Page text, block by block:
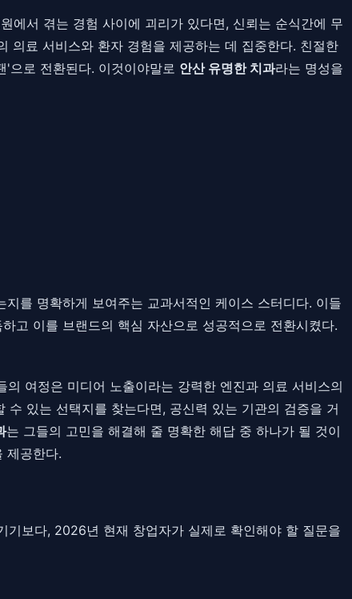
에서 겪는 경험 사이에 괴리가 있다면, 신뢰는 순식간에 무
의료 서비스와 환자 경험을 제공하는 데 집중한다. 친절한
으로 전환된다. 이것이야말로 안산 유명한 치과라는 명성을
를 명확하게 보여주는 교과서적인 케이스 스터디다. 이들
고 이를 브랜드의 핵심 자산으로 성공적으로 전환시켰다.
여정은 미디어 노출이라는 강력한 엔진과 의료 서비스의
있는 선택지를 찾는다면, 공신력 있는 기관의 검증을 거
는 그들의 고민을 해결해 줄 명확한 해답 중 하나가 될 것이
제공한다.
보다, 2026년 현재 창업자가 실제로 확인해야 할 질문을